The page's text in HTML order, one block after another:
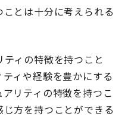
とは十分に考えられる
ィの特徴を持つこと
ィや経験を豊かにする
リティの特徴を持つこ
方を持つことができる